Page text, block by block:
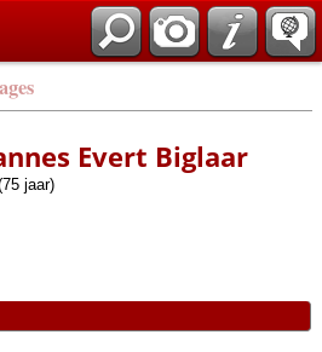
Evert Biglaar
jaar)